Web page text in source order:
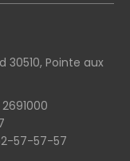
30510, Pointe aux
57-57-57